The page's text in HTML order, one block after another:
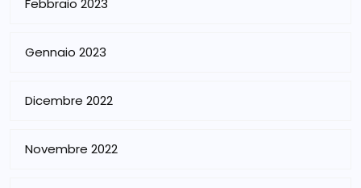
Febbraio 2023
Gennaio 2023
Dicembre 2022
Novembre 2022